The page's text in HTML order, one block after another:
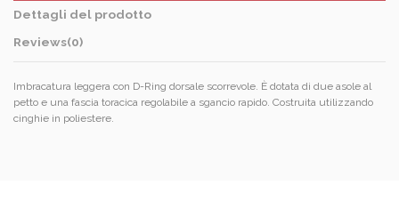
Dettagli del prodotto
Reviews(0)
Imbracatura leggera con D-Ring dorsale scorrevole. È dotata di due asole al
petto e una fascia toracica regolabile a sgancio rapido. Costruita utilizzando
cinghie in poliestere.